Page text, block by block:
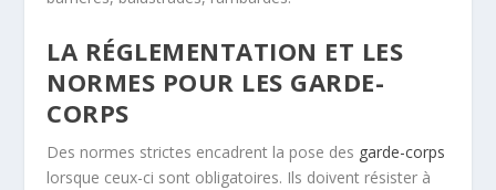
LA RÉGLEMENTATION ET LES
NORMES POUR LES GARDE-
CORPS
Des normes strictes encadrent la pose des garde-corps
lorsque ceux-ci sont obligatoires. Ils doivent résister à